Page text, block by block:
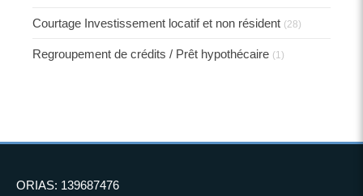
Courtage Investissement locatif et non résident (28)
Regroupement de crédits / Prêt hypothécaire (1)
ORIAS: 139687476